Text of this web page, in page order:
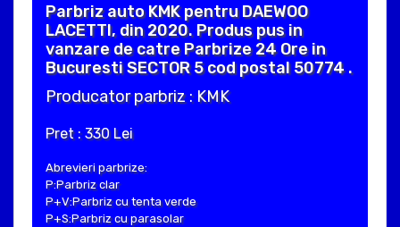
Parbriz auto KMK pentru DAEWOO
LACETTI, din 2020. Produs pus in
vanzare de catre Parbrize 24 Ore in
Bucuresti SECTOR 5 cod postal 50774 .
Producator parbriz : KMK
Pret : 330 Lei
Abrevieri parbrize:
P:Parbriz clar
P+V:Parbriz cu tenta verde
P+S:Parbriz cu parasolar